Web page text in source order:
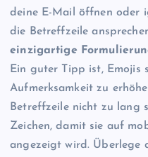
deine E-Mail öffnen oder
die Betreffzeile
einzigartige
Ein guter Tipp ist, Emojis
Aufmerksamkeit zu
Betreffzeile nicht zu lang
Zeichen, damit sie auf
angezeigt wird. Überlege